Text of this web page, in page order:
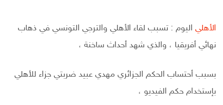
الأهلي اليوم : تسبب لقاء الأهلي والترجي التونسي في ذهاب
نهائي أفريقيا ، والذي شهد أحداث ساخنة ،
بسبب أحتساب الحكم الجزائري مهدي عبيد ضربتي جزاء للأهلي
بإستخدام حكم الفيديو ،